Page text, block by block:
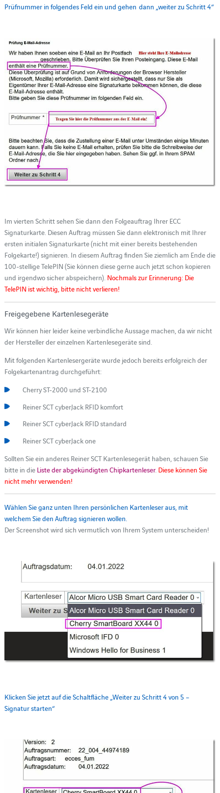
Prüfnummer in folgendes Feld ein und gehen dann „weiter zu Schritt 4“
Im vierten Schritt sehen Sie dann den Folgeauftrag Ihrer ECC
Signaturkarte. Diesen Auftrag müssen Sie dann elektronisch mit Ihrer
ersten initialen Signaturkarte (nicht mit einer bereits bestehenden
Folgekarte!) signieren. In diesem Auftrag finden Sie ziemlich am Ende die
100-stellige TelePIN (Sie können diese gerne auch jetzt schon kopieren
und irgendwo sicher abspeichern). Nochmals zur Erinnerung: Die
TelePIN ist wichtig, bitte nicht verlieren!
Freigegebene Kartenlesegeräte
Wir können hier leider keine verbindliche Aussage machen, da wir nicht
der Hersteller der einzelnen Kartenlesegeräte sind.
Mit folgenden Kartenlesergeräte wurde jedoch bereits erfolgreich der
Folgekartenantrag durchgeführt:
Cherry ST-2000 und ST-2100
Reiner SCT cyberJack RFID komfort
Reiner SCT cyberJack RFID standard
Reiner SCT cyberJack one
Sollten Sie ein anderes Reiner SCT Kartenlesegerät haben, schauen Sie
bitte in die Liste der abgekündigten Chipkartenleser. Diese können Sie
nicht mehr verwenden!
Wählen Sie ganz unten Ihren persönlichen Kartenleser aus, mit
welchem Sie den Auftrag signieren wollen.
Der Screenshot wird sich vermutlich von Ihrem System unterscheiden!
Klicken Sie jetzt auf die Schaltfläche „Weiter zu Schritt 4 von 5 –
Signatur starten“